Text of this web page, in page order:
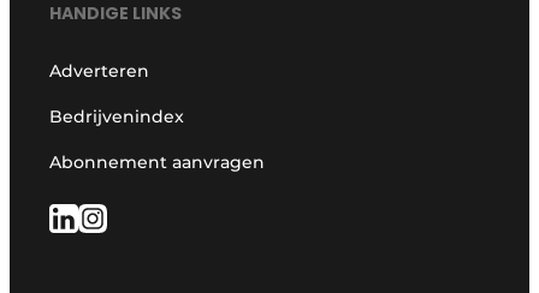
HANDIGE LINKS
Adverteren
Bedrijvenindex
Abonnement aanvragen